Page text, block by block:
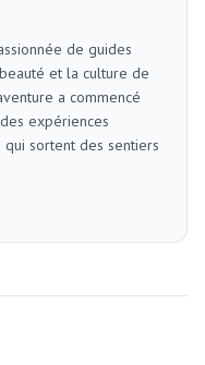
de guides
et la culture de
a commencé
expériences
sortent des sentiers